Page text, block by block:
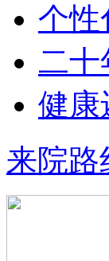
王小博 住
王小博 住院医师
个性
二十
健康
来院路